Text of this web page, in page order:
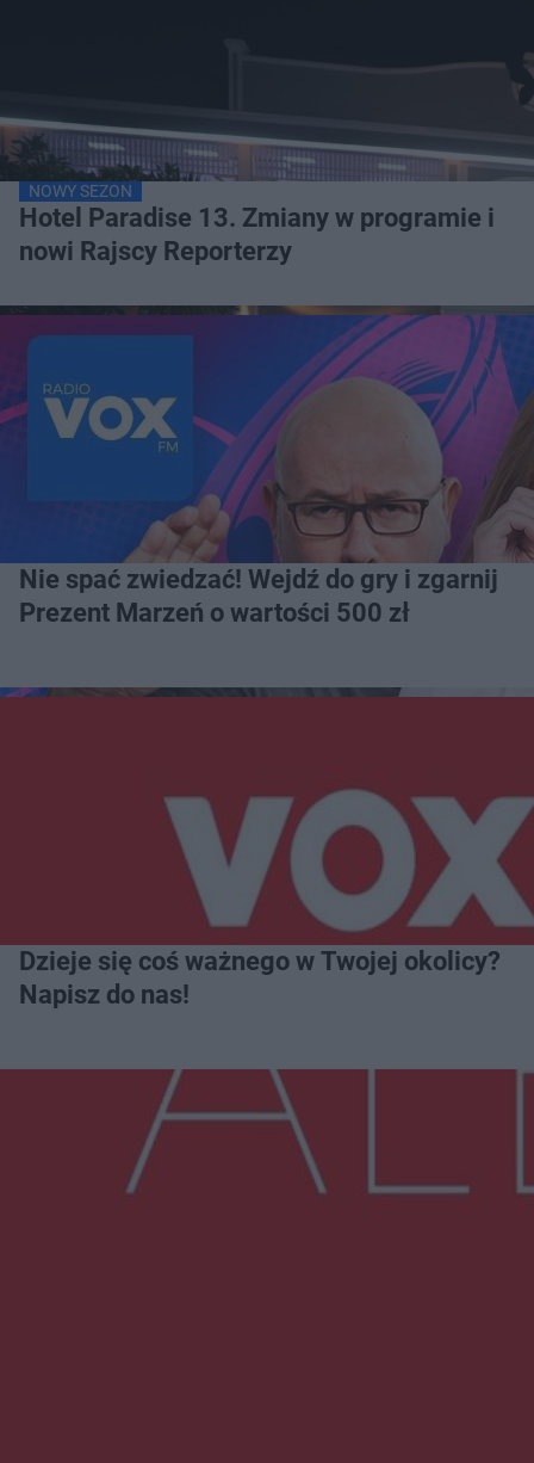
NOWY SEZON
Hotel Paradise 13. Zmiany w programie i
nowi Rajscy Reporterzy
Nie spać zwiedzać! Wejdź do gry i zgarnij
Prezent Marzeń o wartości 500 zł
Dzieje się coś ważnego w Twojej okolicy?
Napisz do nas!
Więcej